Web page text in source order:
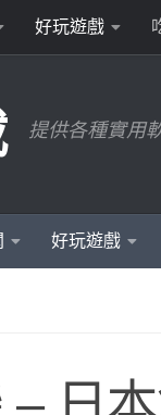
好玩遊戲
提供各種實用
好玩遊戲